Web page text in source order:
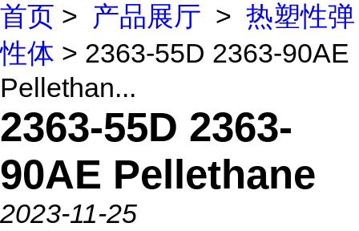
首页 > 产品展厅 > 热塑性弹
性体 > 2363-55D 2363-90AE
Pellethan...
2363-55D 2363-
90AE Pellethane
2023-11-25